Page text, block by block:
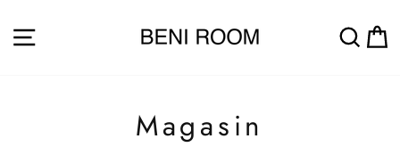
au
contenu
NAVIGATION
Magasin